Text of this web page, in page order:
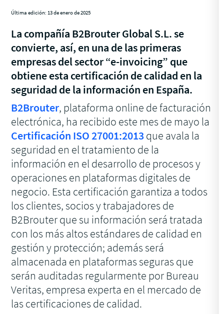
Última edición: 13 de enero de 2025
La compañía B2Brouter Global S.L. se
convierte, así, en una de las primeras
empresas del sector “e-invoicing” que
obtiene esta certificación de calidad en la
seguridad de la información en España.
B2Brouter, plataforma online de facturación
electrónica, ha recibido este mes de mayo la
Certificación ISO 27001:2013que avala la
seguridad en el tratamiento de la
información en el desarrollo de procesos y
operaciones en plataformas digitales de
negocio. Esta certificación garantiza a todos
los clientes, socios y trabajadores de
B2Brouter que su información será tratada
con los más altos estándares de calidad en
gestión y protección; además será
almacenada en plataformas seguras que
serán auditadas regularmente por Bureau
Veritas, empresa experta en el mercado de
las certificaciones de calidad.